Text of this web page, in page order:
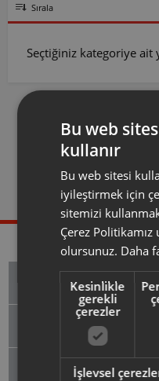
Sırala
Seçtiğiniz kategoriye ait
Evden Eve Servis
Hizmetler
Yardım Konuları
Destek Merkezi
Bu web
kullanır
Bu web sitesi
iyileştirmek için
sitemizi
Çerez
olursunuz. Daha
Kesinlikle
gerekli
çerezler
İşlevsel